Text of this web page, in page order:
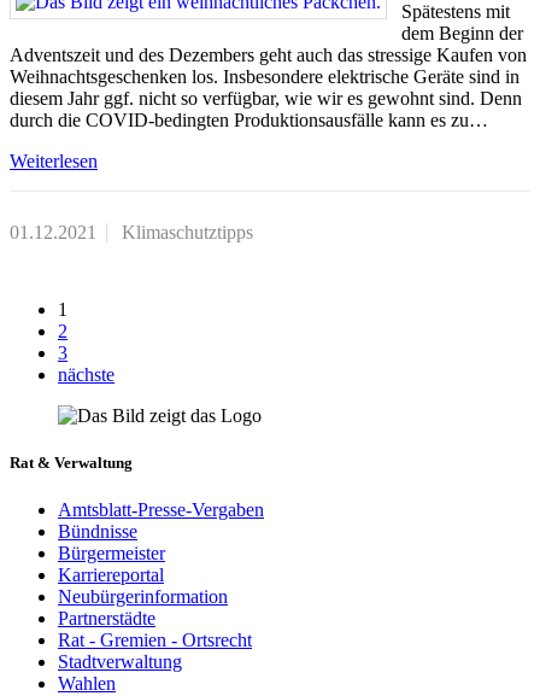
Spätestens mit
dem Beginn der
Adventszeit und des Dezembers geht auch das stressige Kaufen von
Weihnachtsgeschenken los. Insbesondere elektrische Geräte sind in
diesem Jahr ggf. nicht so verfügbar, wie wir es gewohnt sind. Denn
durch die COVID-bedingten Produktionsausfälle kann es zu…
Weiterlesen
01.12.2021 Klimaschutztipps
1
2
3
nächste
Rat & Verwaltung
Amtsblatt-Presse-Vergaben
Bündnisse
Bürgermeister
Karriereportal
Neubürgerinformation
Partnerstädte
Rat - Gremien - Ortsrecht
Stadtverwaltung
Wahlen